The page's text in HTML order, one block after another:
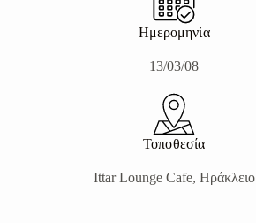
Ημερομηνία
13/03/08
Τοποθεσία
Ittar Lounge Cafe, Ηράκλειο